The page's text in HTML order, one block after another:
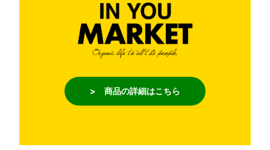
> 商品の詳細はこちら